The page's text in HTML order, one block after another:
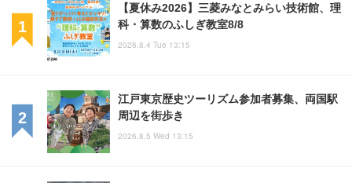
【夏休み2026】三菱みなとみらい技術館、理
科・算数のふしぎ教室8/8
2026.8.4 Tue 13:15
江戸東京歴史ツーリズム参加者募集、両国駅
周辺を街歩き
2026.8.5 Wed 13:15